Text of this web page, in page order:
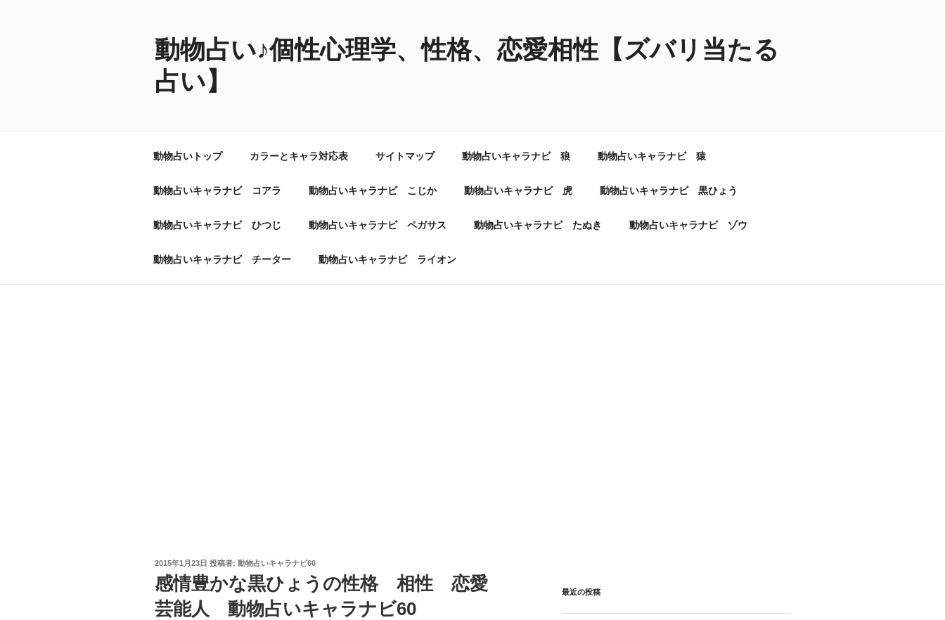
動物占い♪個性心理学、性格、恋愛相性【ズバリ当たる
占い】
動物占いトップ カラーとキャラ対応表 サイトマップ 動物占いキャラナビ 狼 動物占いキャラナビ 猿
動物占いキャラナビ コアラ 動物占いキャラナビ こじか 動物占いキャラナビ 虎 動物占いキャラナビ 黒ひょう
動物占いキャラナビ ひつじ 動物占いキャラナビ ペガサス 動物占いキャラナビ たぬき 動物占いキャラナビ ゾウ
動物占いキャラナビ チーター 動物占いキャラナビ ライオン
投
日:
2015年1月23日 投稿者: 動物占いキャラナビ60
感情豊かな黒ひょうの性格 相性 恋愛
芸能人 動物占いキャラナビ60
最近の投稿